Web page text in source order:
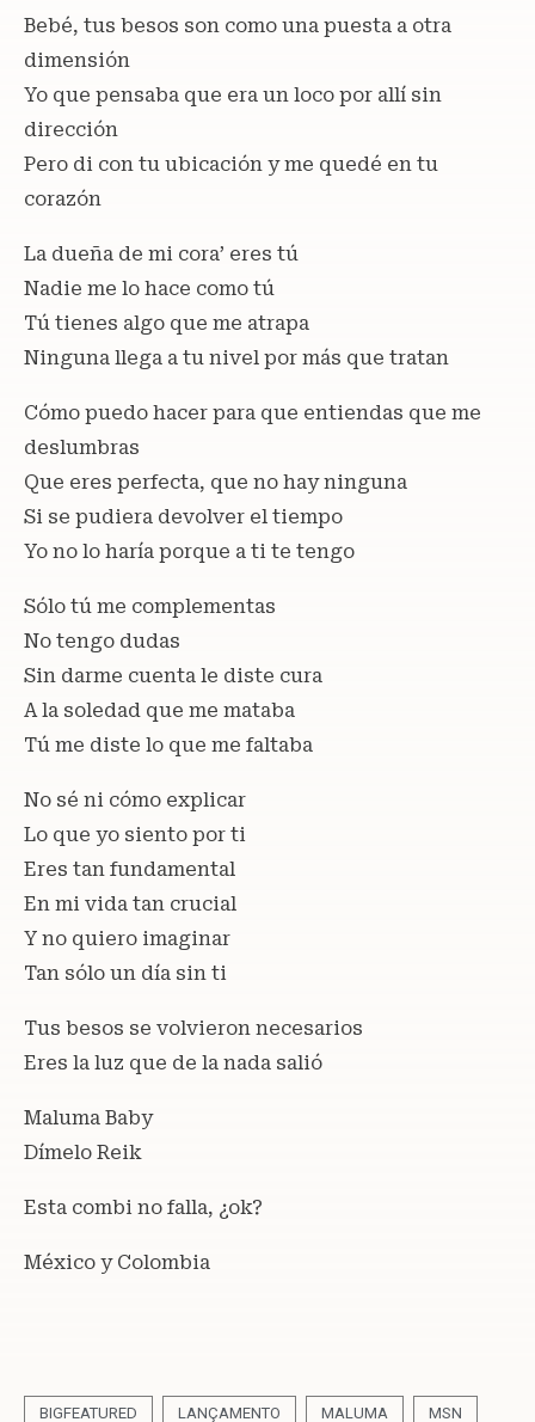
Bebé, tus besos son como una puesta a otra
dimensión
Yo que pensaba que era un loco por allí sin
dirección
Pero di con tu ubicación y me quedé en tu
corazón
La dueña de mi cora’ eres tú
Nadie me lo hace como tú
Tú tienes algo que me atrapa
Ninguna llega a tu nivel por más que tratan
Cómo puedo hacer para que entiendas que me
deslumbras
Que eres perfecta, que no hay ninguna
Si se pudiera devolver el tiempo
Yo no lo haría porque a ti te tengo
Sólo tú me complementas
No tengo dudas
Sin darme cuenta le diste cura
A la soledad que me mataba
Tú me diste lo que me faltaba
No sé ni cómo explicar
Lo que yo siento por ti
Eres tan fundamental
En mi vida tan crucial
Y no quiero imaginar
Tan sólo un día sin ti
Tus besos se volvieron necesarios
Eres la luz que de la nada salió
Maluma Baby
Dímelo Reik
Esta combi no falla, ¿ok?
México y Colombia
BIGFEATURED LANÇAMENTO MALUMA MSN